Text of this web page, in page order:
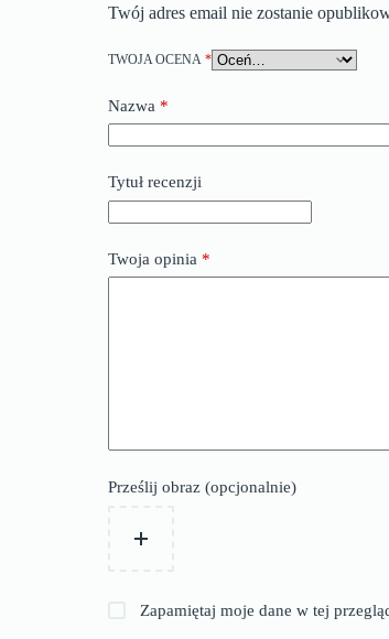
Twój adres email nie zostanie
TWOJA OCENA *
Nazwa *
Tytuł recenzji
Twoja opinia *
Prześlij obraz (opcjonalnie)
Zapamiętaj moje dane w tej